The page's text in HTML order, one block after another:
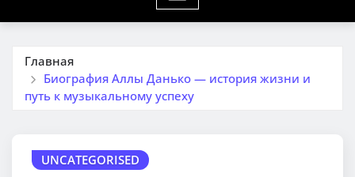
Главная
Биография Аллы Данько — история жизни и
путь к музыкальному успеху
UNCATEGORISED